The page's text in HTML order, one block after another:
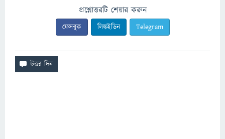
প্রশ্নোত্তরটি শেয়ার করুন
ফেসবুক লিঙ্কইডিন Telegram